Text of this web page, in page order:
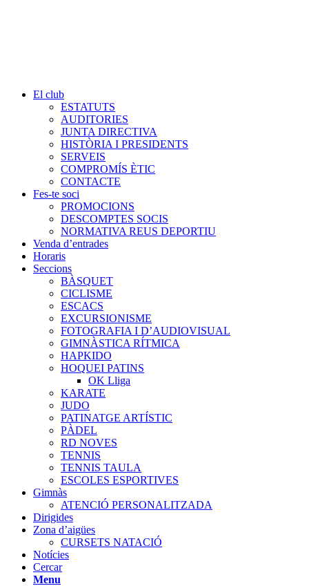
El club
ESTATUTS
AUDITORIES
JUNTA DIRECTIVA
HISTÒRIA I PRESIDENTS
SERVEIS
COMPROMÍS ÈTIC
CONTACTE
Fes-te soci
PROMOCIONS
DESCOMPTES SOCIS
NORMATIVA REUS DEPORTIU
Venda d’entrades
Horaris
Seccions
BÀSQUET
CICLISME
ESCACS
EXCURSIONISME
FOTOGRAFIA I D’AUDIOVISUAL
GIMNÀSTICA RÍTMICA
HAPKIDO
HOQUEI PATINS
OK Lliga
KARATE
JUDO
PATINATGE ARTÍSTIC
PÀDEL
RD NOVES
TENNIS
TENNIS TAULA
ESCOLES ESPORTIVES
Gimnàs
ATENCIÓ PERSONALITZADA
Dirigides
Zona d’aigües
CURSETS NATACIÓ
Notícies
Cercar
Menu